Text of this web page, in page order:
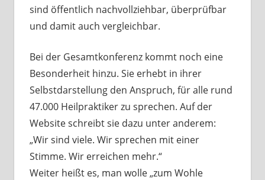
sind öffentlich nachvollziehbar, überprüfbar
und damit auch vergleichbar.
Bei der Gesamtkonferenz kommt noch eine
Besonderheit hinzu. Sie erhebt in ihrer
Selbstdarstellung den Anspruch, für alle rund
47.000 Heilpraktiker zu sprechen. Auf der
Website schreibt sie dazu unter anderem:
„Wir sind viele. Wir sprechen mit einer
Stimme. Wir erreichen mehr.“
Weiter heißt es, man wolle „zum Wohle